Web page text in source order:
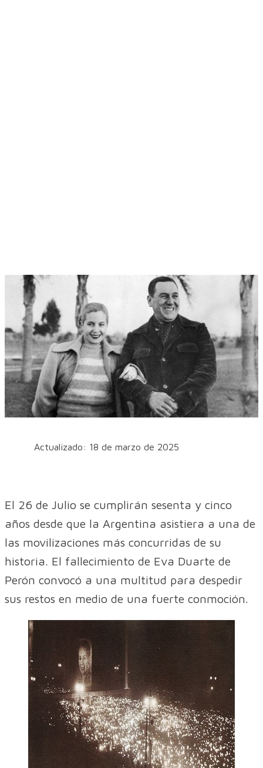
Actualizado: 18 de marzo de 2025
El 26 de Julio se cumplirán sesenta y cinco
años desde que la Argentina asistiera a una de
las movilizaciones más concurridas de su
historia. El fallecimiento de Eva Duarte de
Perón convocó a una multitud para despedir
sus restos en medio de una fuerte conmoción.